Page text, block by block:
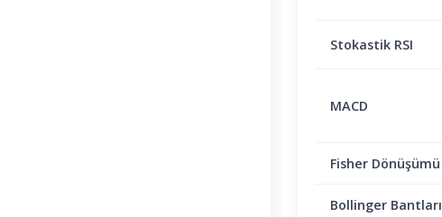
Stokastik RSI
MACD
Fisher Dönüşümü
Bollinger Bantları